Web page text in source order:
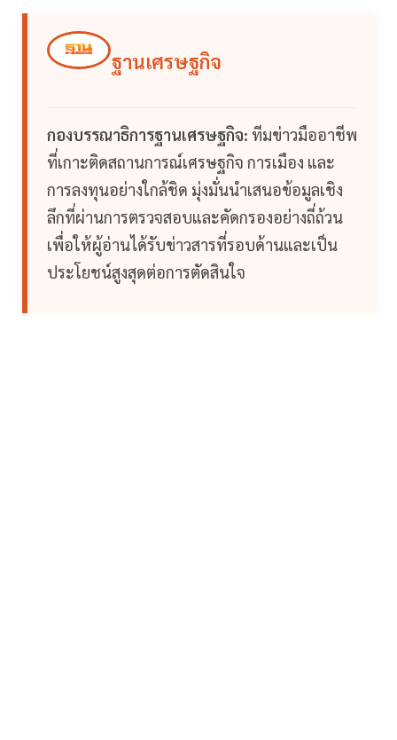
ฐานเศรษฐกิจ
กองบรรณาธิการฐานเศรษฐกิจ: ทีมข่าวมืออาชีพ
ที่เกาะติดสถานการณ์เศรษฐกิจ การเมือง และ
การลงทุนอย่างใกล้ชิด มุ่งมั่นนำเสนอข้อมูลเชิง
ลึกที่ผ่านการตรวจสอบและคัดกรองอย่างถี่ถ้วน
เพื่อให้ผู้อ่านได้รับข่าวสารที่รอบด้านและเป็น
ประโยชน์สูงสุดต่อการตัดสินใจ